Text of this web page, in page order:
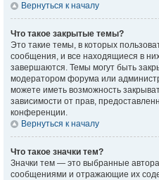
Вернуться к началу
Что такое закрытые темы?
Это такие темы, в которых
сообщения, и все находящиеся в
завершаются. Темы могут быть
модератором форума или
можете иметь возможность
зависимости от прав,
конференции.
Вернуться к началу
Что такое значки тем?
Значки тем — это выбранные
сообщениями и отражающие их